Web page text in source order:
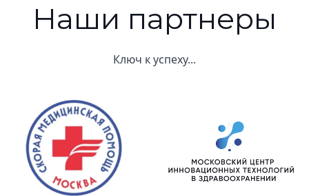
Наши партнеры
Ключ к успеху...